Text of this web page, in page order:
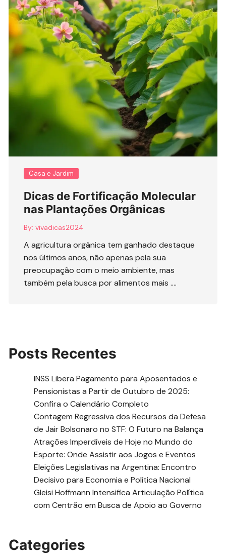
Casa e Jardim
Dicas de Fortificação Molecular
nas Plantações Orgânicas
By: vivadicas2024
A agricultura orgânica tem ganhado destaque
nos últimos anos, não apenas pela sua
preocupação com o meio ambiente, mas
também pela busca por alimentos mais ….
Posts Recentes
INSS Libera Pagamento para Aposentados e
Pensionistas a Partir de Outubro de 2025:
Confira o Calendário Completo
Contagem Regressiva dos Recursos da Defesa
de Jair Bolsonaro no STF: O Futuro na Balança
Atrações Imperdíveis de Hoje no Mundo do
Esporte: Onde Assistir aos Jogos e Eventos
Eleições Legislativas na Argentina: Encontro
Decisivo para Economia e Política Nacional
Gleisi Hoffmann Intensifica Articulação Política
com Centrão em Busca de Apoio ao Governo
Categories